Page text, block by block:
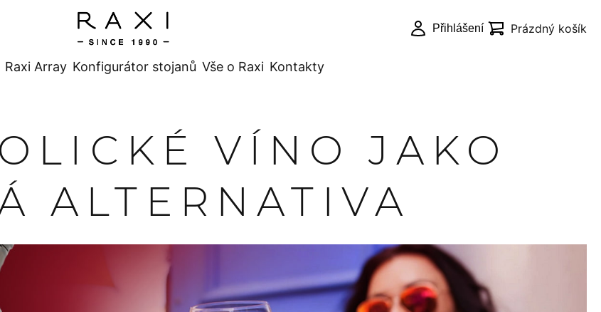
Přihlášení
Nákupní
Prázdný košík
Raxi Array Konfigurátor stojanů Vše o Raxi Kontakty
VÍNO JAKO
ALTERNATIVA